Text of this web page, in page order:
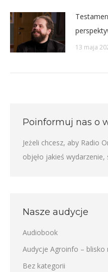
13 maja
Poinformuj nas o
Jeżeli chcesz, aby Radio
objęło jakieś wydarzenie,
Nasze audycje
Audiobook
Audycje Agroinfo – blisko
Bez kategorii